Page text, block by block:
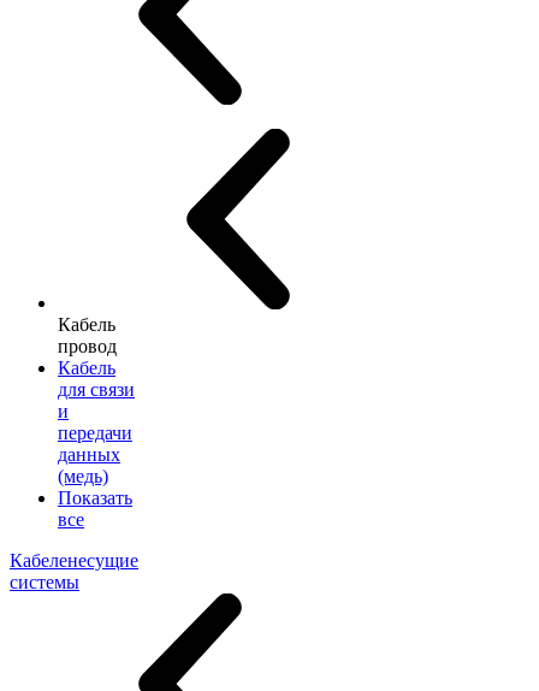
Кабель
провод
Кабель
для связи
и
передачи
данных
(медь)
Показать
все
Кабеленесущие
системы